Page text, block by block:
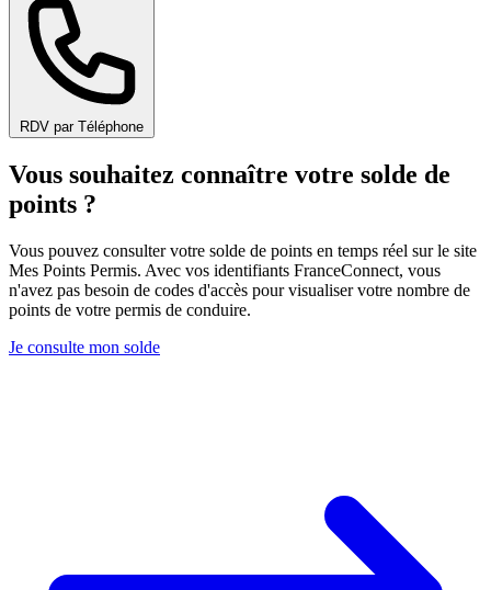
RDV par Téléphone
Vous souhaitez connaître votre solde de
points ?
Vous pouvez consulter votre solde de points en temps réel sur le site
Mes Points Permis. Avec vos identifiants FranceConnect, vous
n'avez pas besoin de codes d'accès pour visualiser votre nombre de
points de votre permis de conduire.
Je consulte mon solde